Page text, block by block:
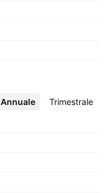
Annuale Trimestrale
Altro